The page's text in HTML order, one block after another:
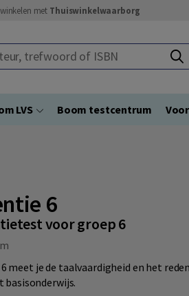
met Thuiswinkelwaarborg
trefwoord of ISBN
LVS Boom testcentrum
6
voor groep 6
meet je de taalvaardigheid en het
basisonderwijs.